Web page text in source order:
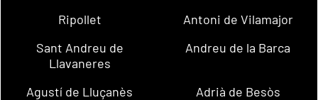
Ripollet
Antoni de Vilamajor
Sant Andreu de
Llavaneres
Andreu de la Barca
Agustí de Lluçanès
Adrià de Besòs